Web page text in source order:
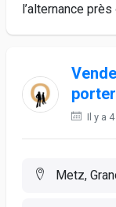
l’alternance près
porter
Il y a
Metz,